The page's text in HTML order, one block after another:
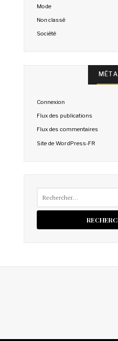
Mode
Non classé
Société
MÉTA
Connexion
Flux des publications
Flux des commentaires
Site de WordPress-FR